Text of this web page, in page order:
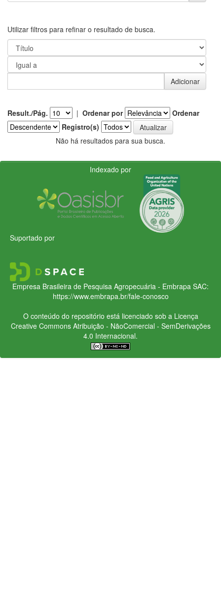
Utilizar filtros para refinar o resultado de busca.
Result./Pág. | Ordenar por
Ordenar
Registro(s)
Não há resultados para sua busca.
Indexado por
Suportado por
Empresa Brasileira de Pesquisa Agropecuária - Embrapa SAC:
https://www.embrapa.br/fale-conosco
O conteúdo do repositório está licenciado sob a Licença
Creative CommonsAtribuição - NãoComercial - SemDerivações
4.0 Internacional.